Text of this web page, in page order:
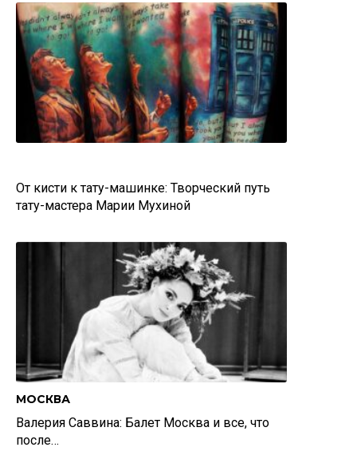
От кисти к тату-машинке: Творческий путь
тату-мастера Марии Мухиной
МОСКВА
Валерия Саввина: Балет Москва и все, что
после…